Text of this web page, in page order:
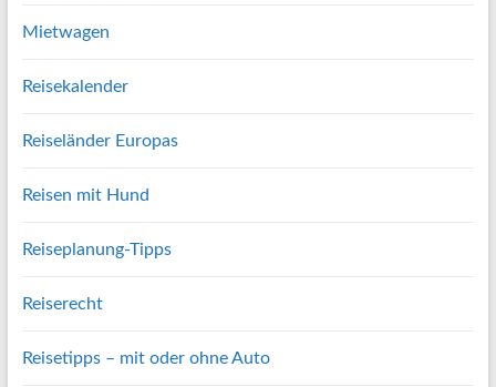
Mietwagen
Reisekalender
Reiseländer Europas
Reisen mit Hund
Reiseplanung-Tipps
Reiserecht
Reisetipps – mit oder ohne Auto